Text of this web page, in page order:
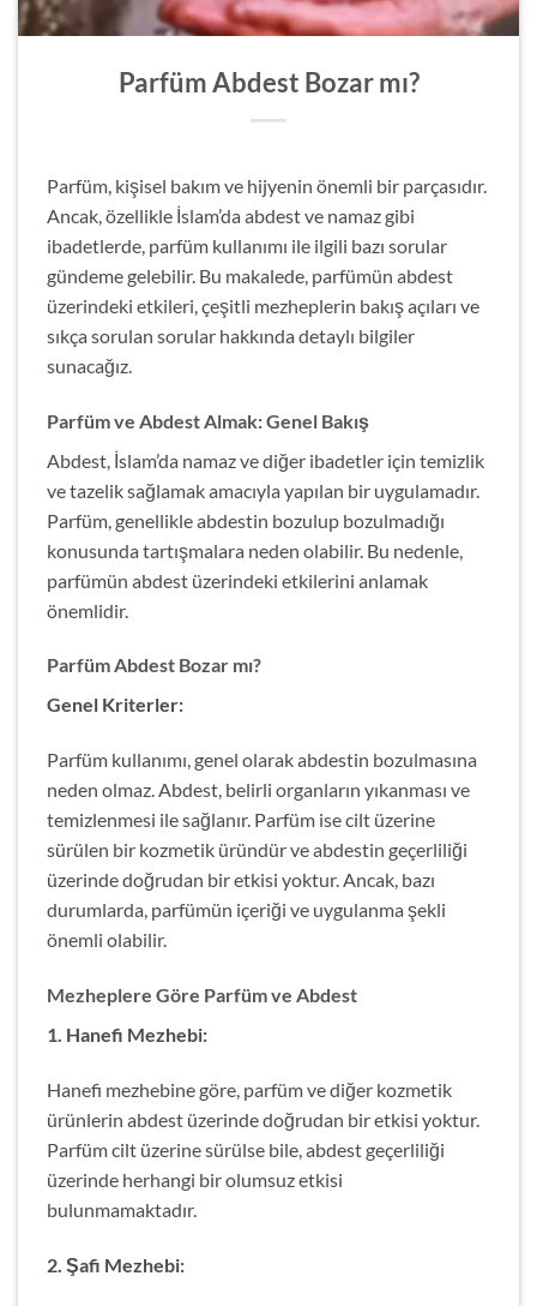
Parfüm Abdest Bozar mı?
Parfüm, kişisel bakım ve hijyenin önemli bir parçasıdır.
Ancak, özellikle İslam’da abdest ve namaz gibi
ibadetlerde, parfüm kullanımı ile ilgili bazı sorular
gündeme gelebilir. Bu makalede, parfümün abdest
üzerindeki etkileri, çeşitli mezheplerin bakış açıları ve
sıkça sorulan sorular hakkında detaylı bilgiler
sunacağız.
Parfüm ve Abdest Almak: Genel Bakış
Abdest, İslam’da namaz ve diğer ibadetler için temizlik
ve tazelik sağlamak amacıyla yapılan bir uygulamadır.
Parfüm, genellikle abdestin bozulup bozulmadığı
konusunda tartışmalara neden olabilir. Bu nedenle,
parfümün abdest üzerindeki etkilerini anlamak
önemlidir.
Parfüm Abdest Bozar mı?
Genel Kriterler:
Parfüm kullanımı, genel olarak abdestin bozulmasına
neden olmaz. Abdest, belirli organların yıkanması ve
temizlenmesi ile sağlanır. Parfüm ise cilt üzerine
sürülen bir kozmetik üründür ve abdestin geçerliliği
üzerinde doğrudan bir etkisi yoktur. Ancak, bazı
durumlarda, parfümün içeriği ve uygulanma şekli
önemli olabilir.
Mezheplere Göre Parfüm ve Abdest
1. Hanefi Mezhebi:
Hanefi mezhebine göre, parfüm ve diğer kozmetik
ürünlerin abdest üzerinde doğrudan bir etkisi yoktur.
Parfüm cilt üzerine sürülse bile, abdest geçerliliği
üzerinde herhangi bir olumsuz etkisi
bulunmamaktadır.
2. Şafi Mezhebi: